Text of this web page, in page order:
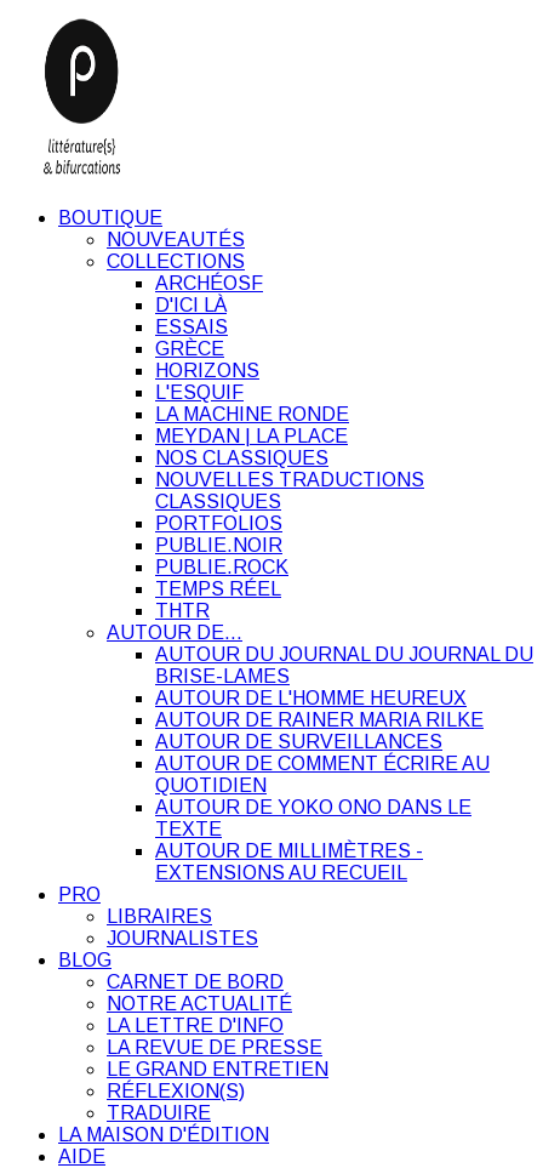
BOUTIQUE
NOUVEAUTÉS
COLLECTIONS
ARCHÉOSF
D'ICI LÀ
ESSAIS
GRÈCE
HORIZONS
L'ESQUIF
LA MACHINE RONDE
MEYDAN | LA PLACE
NOS CLASSIQUES
NOUVELLES TRADUCTIONS
CLASSIQUES
PORTFOLIOS
PUBLIE.NOIR
PUBLIE.ROCK
TEMPS RÉEL
THTR
AUTOUR DE…
AUTOUR DU JOURNAL DU JOURNAL DU
BRISE-LAMES
AUTOUR DE L'HOMME HEUREUX
AUTOUR DE RAINER MARIA RILKE
AUTOUR DE SURVEILLANCES
AUTOUR DE COMMENT ÉCRIRE AU
QUOTIDIEN
AUTOUR DE YOKO ONO DANS LE
TEXTE
AUTOUR DE MILLIMÈTRES -
EXTENSIONS AU RECUEIL
PRO
LIBRAIRES
JOURNALISTES
BLOG
CARNET DE BORD
NOTRE ACTUALITÉ
LA LETTRE D'INFO
LA REVUE DE PRESSE
LE GRAND ENTRETIEN
RÉFLEXION(S)
TRADUIRE
LA MAISON D'ÉDITION
AIDE